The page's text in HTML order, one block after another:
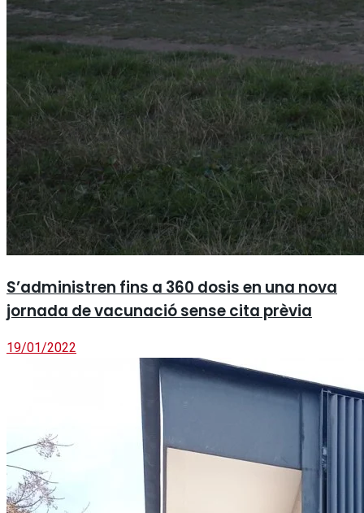
S’administren fins a 360 dosis en una nova
jornada de vacunació sense cita prèvia
19/01/2022